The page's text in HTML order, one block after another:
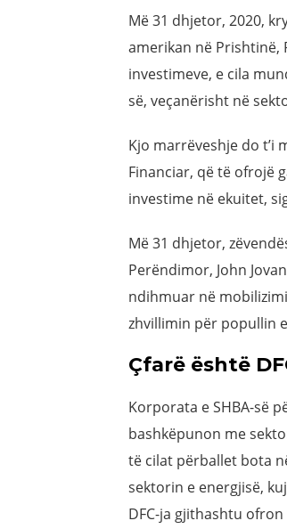
Më 31 dhjetor, 2020,
amerikan në Prishtinë,
investimeve, e cila
së, veçanërisht në
Kjo marrëveshje do t’i
Financiar, që të ofrojë
investime në ekuitet,
Më 31 dhjetor,
Perëndimor, John
ndihmuar në
zhvillimin për popullin e
Çfarë është
Korporata e SHBA-së
bashkëpunon me
të cilat përballet bota
sektorin e energjisë,
DFC-ja gjithashtu